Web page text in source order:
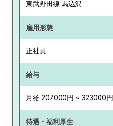
東武野田線 馬込沢
雇用形態
正社員
給与
月給 207000円 ~ 323000円
待遇・福利厚生